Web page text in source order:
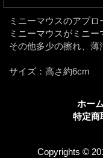
ミニーマウスのアプロ
ミニーマウスがミニ
その他多少の擦れ、薄
サイズ：高さ約6cm
ホーム
特定商
Copyrights ©